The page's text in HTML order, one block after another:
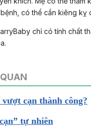
có thể cần kiêng kỵ
chỉ có tính chất
cạn thành công?
tự nhiên